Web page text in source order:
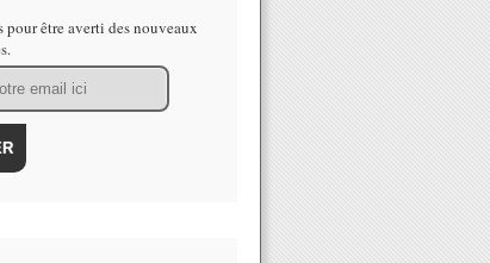
pour être averti des nouveaux